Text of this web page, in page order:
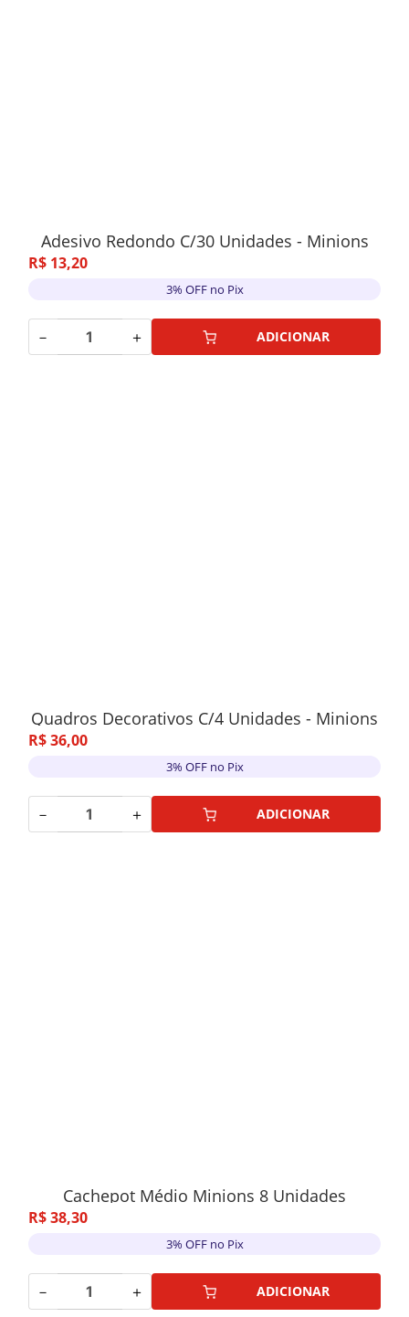
Adesivo Redondo C/30 Unidades - Minions
R$ 13,20
3% OFF no Pix
－ ＋ ADICIONAR
Quadros Decorativos C/4 Unidades - Minions
R$36,00
3% OFF no Pix
－ ＋ ADICIONAR
Cachepot Médio Minions 8 Unidades
R$38,30
3% OFF no Pix
－ ＋ ADICIONAR